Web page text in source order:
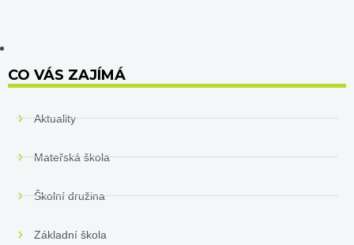
CO VÁS ZAJÍMÁ
Aktuality
Mateřská škola
Školní družina
Základní škola